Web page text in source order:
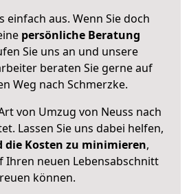
einfach aus. Wenn Sie doch
persönliche Beratung
Sie uns an und unsere
beraten Sie gerne auf
Weg nach Schmerzke.
von Umzug von Neuss nach
Lassen Sie uns dabei helfen,
die Kosten zu minimieren,
Ihren neuen Lebensabschnitt
können.